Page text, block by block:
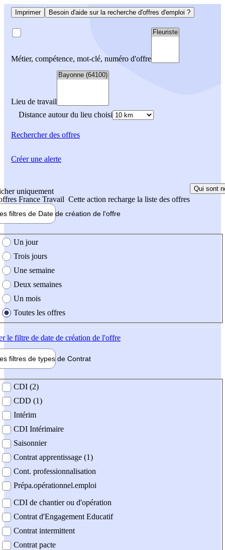
Imprimer Besoin d'aide sur la recherche d'offres d'emploi ?
Métier, compétence, mot-clé, numéro d'offre
Lieu de travail
Distance autour du lieu choisi
Rechercherdes offres
uniquement
France Travail Cette action recharge la liste des offres
Qui sont
filtres de Date de création de l'offre
création de l'offre
Un jour
Trois jours
Une semaine
Deux semaines
Un mois
Toutes les offres
le filtre de date de création de l'offre
filtres de types de Contrat
contrat
CDI (2)
CDD (1)
Intérim
CDI Intérimaire
Saisonnier
Contrat apprentissage (1)
Cont. professionnalisation
Prépa.opérationnel.emploi
CDI de chantier ou d'opération
Contrat d'Engagement Educatif
Contrat intermittent
Contrat pacte
Créer une alerte